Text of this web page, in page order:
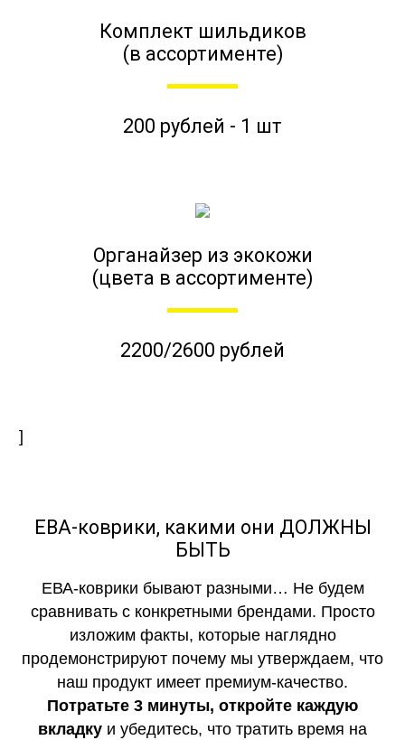
Комплект шильдиков
(в ассортименте)
200 рублей - 1 шт
Органайзер из экокожи
(цвета в ассортименте)
2200/2600 рублей
]
ЕВА-коврики, какими они ДОЛЖНЫ
БЫТЬ
ЕВА-коврики бывают разными… Не будем
сравнивать с конкретными брендами. Просто
изложим факты, которые наглядно
продемонстрируют почему мы утверждаем, что
наш продукт имеет премиум-качество.
Потратьте 3 минуты, откройте каждую
вкладку и убедитесь, что тратить время на